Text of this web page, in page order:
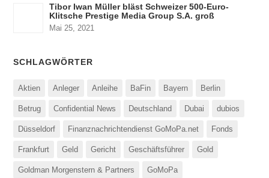
Tibor Iwan Müller bläst Schweizer 500-Euro-
Klitsche Prestige Media Group S.A. groß
Mai 25, 2021
SCHLAGWÖRTER
Aktien Anleger Anleihe BaFin Bayern Berlin
Betrug Confidential News Deutschland Dubai dubios
Düsseldorf Finanznachrichtendienst GoMoPa.net Fonds
Frankfurt Geld Gericht Geschäftsführer Gold
Goldman Morgenstern & Partners GoMoPa